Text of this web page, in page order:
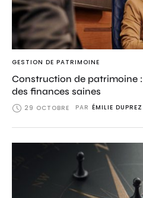
GESTION DE PATRIMOINE
Construction de patrimoine
des finances saines
29 OCTOBRE PAR ÉMILIE DUPREZ